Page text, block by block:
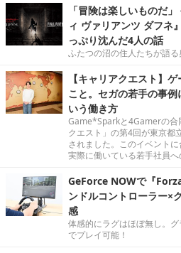
「冒険は楽しいものだ
ィ ヴァリアンツ ダフネ
っぷり沈んだ4人の話
ふたつの沼の住人たちが語る
【キャリアクエスト】
こと。セガの若手の事
いう働き方
Game*Sparkと4Gamerの合
クエスト」の第4回が東京都
されました。このイベント
実際に働いている若手社員へ
GeForce NOWで『
ンドルコントローラー×
感
体感的にラグはほぼ無し。
でプレイ可能！